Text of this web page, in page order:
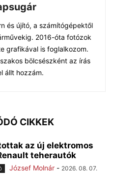
és újító, a számítógépektől
2016-óta fotózok
grafikával is foglalkozom.
bölcsészként az írás
állt hozzám.
CIKKEK
az új elektromos
teherautók
József Molnár - 2026. 08. 07.